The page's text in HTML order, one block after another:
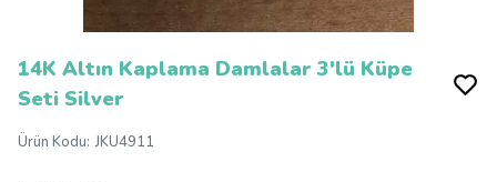
14K Altın Kaplama Damlalar 3'lü Küpe
Seti Silver
Ürün Kodu: JKU4911